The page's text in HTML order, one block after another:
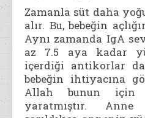
Zamanla süt daha
alır. Bu, bebeğin
Aynı zamanda IgA
az 7.5 aya kadar
içerdiği antikorlar
bebeğin ihtiyacına
Allah bunun
yaratmıştır.